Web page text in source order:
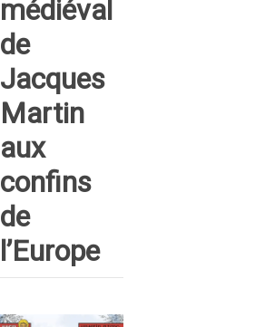
médiéval
de
Jacques
Martin
aux
confins
de
l’Europe